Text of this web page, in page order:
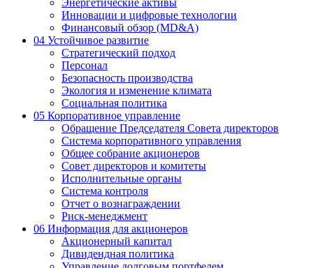
Инновации и цифровые технологии
Финансовый обзор (MD&A)
04 Устойчивое развитие
Стратегический подход
Персонал
Безопасность производства
Экология и изменение климата
Социальная политика
05 Корпоративное управление
Обращение Председателя Совета директоров
Система корпоративного управления
Общее собрание акционеров
Совет директоров и комитеты
Исполнительные органы
Система контроля
Отчет о вознаграждении
Риск-менеджмент
06 Информация для акционеров
Акционерный капитал
Дивидендная политика